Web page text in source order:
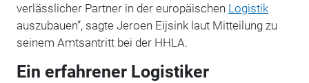
verlässlicher Partner in der europäischen Logistik
auszubauen”, sagte Jeroen Eijsink laut Mitteilung zu
seinem Amtsantritt bei der HHLA.
Ein erfahrener Logistiker